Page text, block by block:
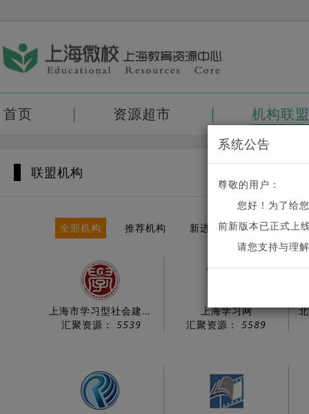
系统公告
尊敬的用户：
您好！为了给
前新版本已正式上
请您支持与理
首页 资源超市 机构联盟
联盟机构
全部机构 推荐机构 新进机构
上海市学习型社会建设服务指导中心
汇聚资源： 5539
上海学习网
汇聚资源： 5589